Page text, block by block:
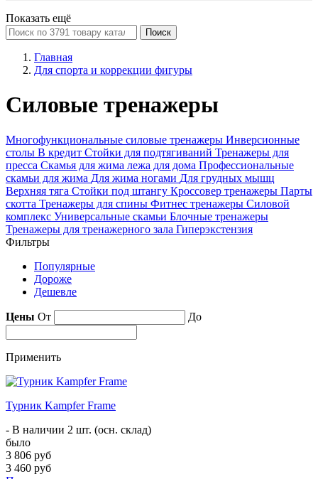
Показать ещё
Поиск
Главная
Для спорта и коррекции фигуры
Силовые тренажеры
Многофункциональные силовые тренажеры Инверсионные
столы В кредит Стойки для подтягиваний Тренажеры для
пресса Скамья для жима лежа для дома Профессиональные
скамьи для жима Для жима ногами Для грудных мышц
Верхняя тяга Стойки под штангу Кроссовер тренажеры Парты
скотта Тренажеры для спины Фитнес тренажеры Силовой
комплекс Универсальные скамьи Блочные тренажеры
Тренажеры для тренажерного зала Гиперэкстензия
Фильтры
Популярные
Дороже
Дешевле
Цены От До
Применить
Турник Kampfer Frame
- В наличии 2 шт. (осн. склад)
было
3 806 руб
3 460 руб